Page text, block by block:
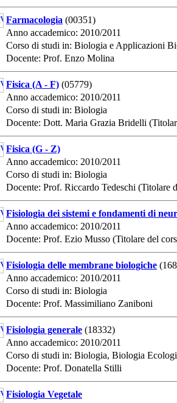
Farmacologia (00351)
Anno accademico: 2010/2011
Corso di studi in: Biologia e Applicazioni
Docente: Prof. Enzo Molina
Fisica (A - F) (05779)
Anno accademico: 2010/2011
Corso di studi in: Biologia
Docente: Dott. Maria Grazia Bridelli
Fisica (G - Z)
Anno accademico: 2010/2011
Corso di studi in: Biologia
Docente: Prof. Riccardo Tedeschi (Titolare
Fisiologia dei sistemi e fondamenti di
Anno accademico: 2010/2011
Docente: Prof. Ezio Musso (Titolare del
Fisiologia delle membrane biologiche
Anno accademico: 2010/2011
Corso di studi in: Biologia
Docente: Prof. Massimiliano Zaniboni
Fisiologia generale (18332)
Anno accademico: 2010/2011
Corso di studi in: Biologia, Biologia
Docente: Prof. Donatella Stilli
Fisiologia Vegetale